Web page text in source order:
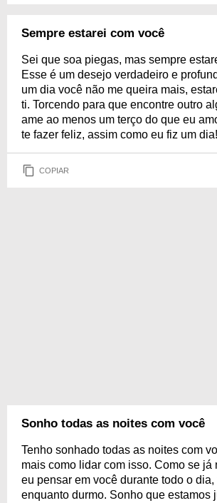
Sempre estarei com você
Sei que soa piegas, mas sempre
Esse é um desejo verdadeiro e
um dia você não me queira mais,
ti. Torcendo para que encontre outro
ame ao menos um terço do que eu
te fazer feliz, assim como eu fiz um dia!
COPIAR
Sonho todas as noites com você
Tenho sonhado todas as noites com
mais como lidar com isso. Como se já
eu pensar em você durante todo o
enquanto durmo. Sonho que estamos